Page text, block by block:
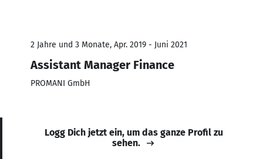
2 Jahre und 3 Monate, Apr. 2019 - Juni 2021
Assistant Manager Finance
PROMANI GmbH
Logg Dich jetzt ein, um das ganze Profil zu
sehen.